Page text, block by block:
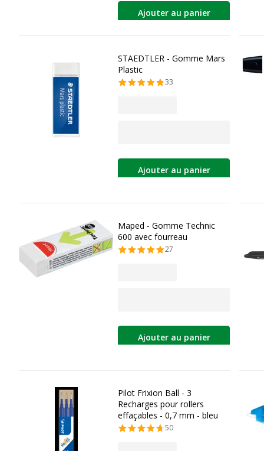
Ajouter au panier
STAEDTLER - Gomme Mars
Plastic
33
Ajouter au panier
Maped - Gomme Technic
600 avec fourreau
27
Ajouter au panier
Pilot Frixion Ball - 3
Recharges pour rollers
effaçables - 0,7 mm - bleu
50